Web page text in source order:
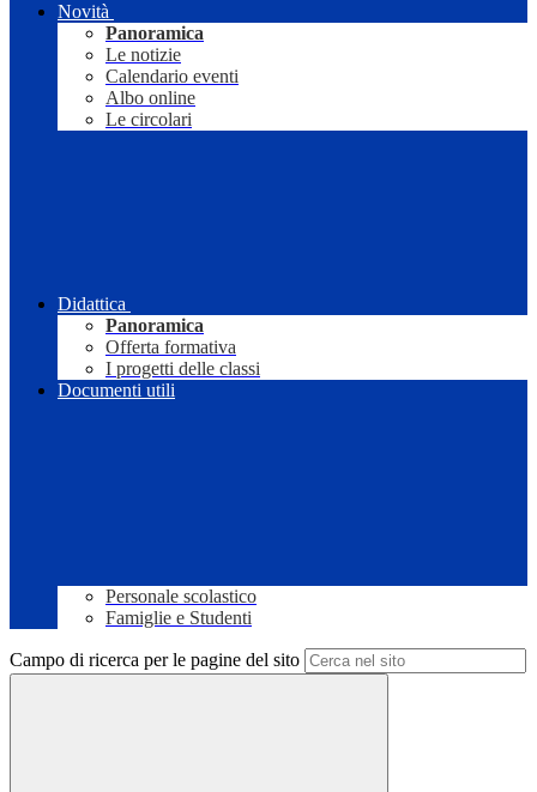
Novità
Panoramica
Le notizie
Calendario eventi
Albo online
Le circolari
Didattica
Panoramica
Offerta formativa
I progetti delle classi
Documenti utili
Personale scolastico
Famiglie e Studenti
Campo di ricerca per le pagine del sito